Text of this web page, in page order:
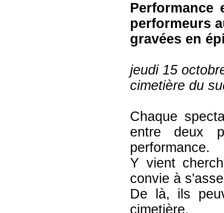
Performance
performeurs
gravées en
jeudi 15
cimetière du
Chaque
entre deux
performance.
Y vient
convie à
De là, ils
cimetière.